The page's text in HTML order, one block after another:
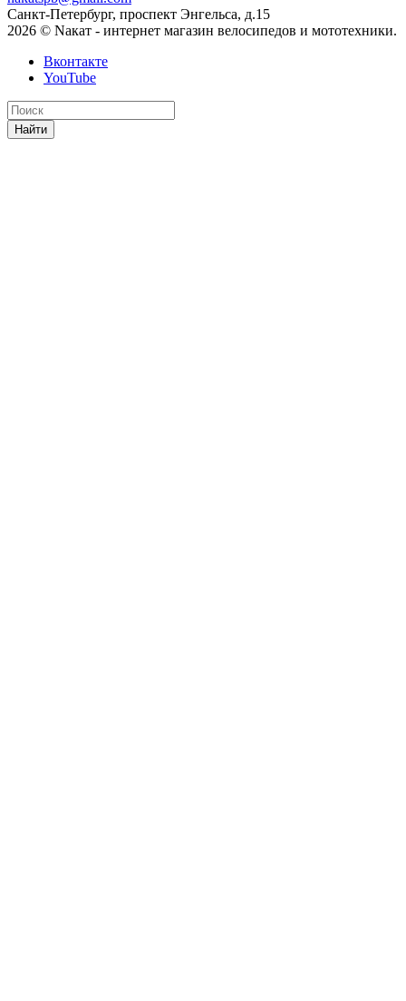
Санкт-Петербург, проспект Энгельса, д.15
2026 © Nакат - интернет магазин велосипедов и мототехники.
Вконтакте
YouTube
Найти